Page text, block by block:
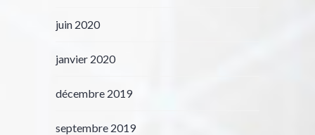
juin 2020
janvier 2020
décembre 2019
septembre 2019